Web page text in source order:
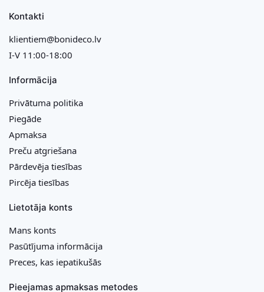
Kontakti
klientiem@bonideco.lv
I-V 11:00-18:00
Informācija
Privātuma politika
Piegāde
Apmaksa
Preču atgriešana
Pārdevēja tiesības
Pircēja tiesības
Lietotāja konts
Mans konts
Pasūtījuma informācija
Preces, kas iepatikušās
Pieejamas apmaksas metodes